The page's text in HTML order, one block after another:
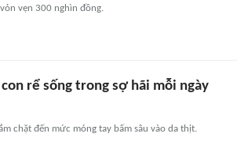
vẹn 300 nghìn đồng.
rể sống trong sợ hãi mỗi ngày
chặt đến mức móng tay bấm sâu vào da thịt.